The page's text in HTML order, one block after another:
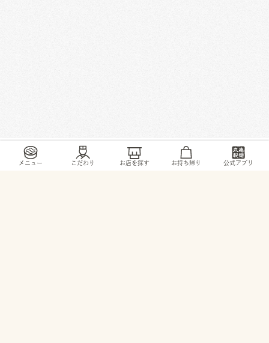
メニュー こだわり お店を探す お持ち帰り 公式アプリ
トップ / お店・ サービス / いわき市 小名浜字辰巳町79番地